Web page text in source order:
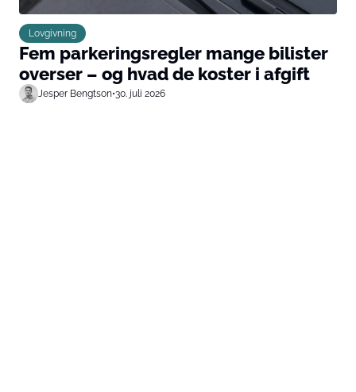
Lovgivning
Fem parkeringsregler mange bilister
overser – og hvad de koster i afgift
Jesper Bengtson•30. juli 2026